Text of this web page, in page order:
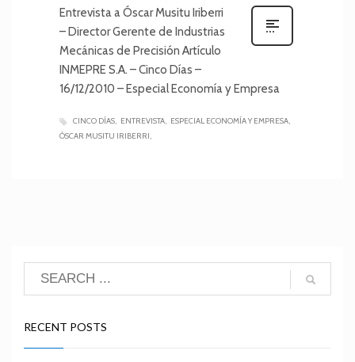
Entrevista a Óscar Musitu Iriberri
– Director Gerente de Industrias
Mecánicas de Precisión Artículo
INMEPRE S.A. – Cinco Días –
16/12/2010 – Especial Economía y Empresa
CINCO DÍAS ENTREVISTA
ESPECIAL ECONOMÍA Y EMPRESA
ÓSCAR MUSITU IRIBERRI
RECENT POSTS